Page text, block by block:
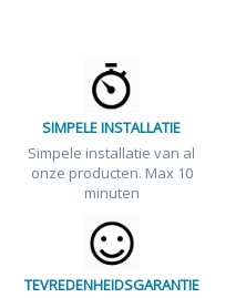
SIMPELE INSTALLATIE
Simpele installatie van al
onze producten. Max 10
minuten
TEVREDENHEIDSGARANTIE